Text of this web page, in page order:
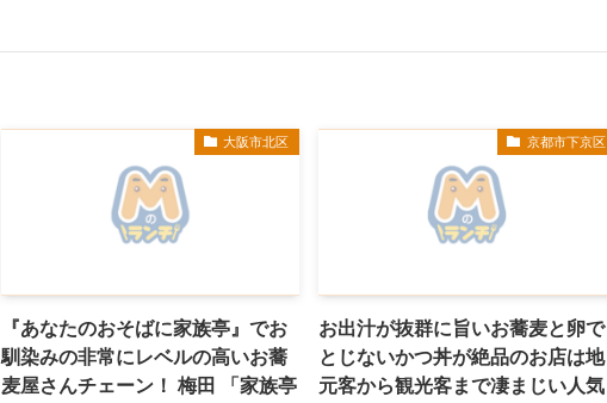
大阪市北区
『あなたのおそばに家族亭』でお
馴染みの非常にレベルの高いお蕎
麦屋さんチェーン！ 梅田 「家族亭
京都市下京区
お出汁が抜群に旨いお蕎麦と卵で
とじないかつ丼が絶品のお店は地
元客から観光客まで凄まじい人気